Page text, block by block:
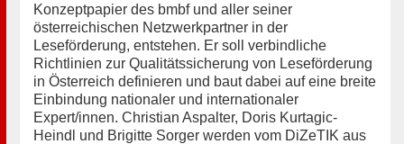
Konzeptpapier des bmbf und aller seiner
österreichischen Netzwerkpartner in der
Leseförderung, entstehen. Er soll verbindliche
Richtlinien zur Qualitätssicherung von Leseförderung
in Österreich definieren und baut dabei auf eine breite
Einbindung nationaler und internationaler
Expert/innen. Christian Aspalter, Doris Kurtagic-
Heindl und Brigitte Sorger werden vom DiZeTIK aus